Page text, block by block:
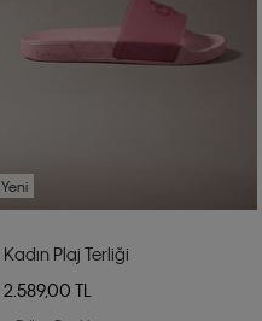
Yeni
Kadın Plaj Terliği
2.589,00 TL